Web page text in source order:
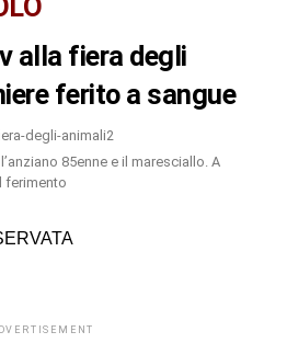
alla fiera degli
ferito a sangue
85enne e il maresciallo. A
ferimento